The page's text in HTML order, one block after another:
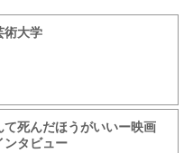
術大学
て死んだほうがいいー映画
ンタビュー